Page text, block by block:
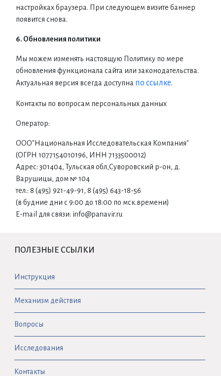
настройках браузера. При следующем визите баннер
появится снова.
6. Обновления политики
Мы можем изменять настоящую Политику по мере
обновления функционала сайта или законодательства.
Актуальная версия всегда доступна по ссылке.
Контакты по вопросам персональных данных
Оператор:
ООО"Национальная Исследовательская Компания"
(ОГРН 1077154010196, ИНН 7133500012)
Адрес: 301404, Тульская обл,Суворовский р-он, д.
Варушицы, дом № 104
тел.: 8 (495) 921-49-91, 8 (495) 643-18-56
(в будние дни с 9:00 до 18:00 по мск.времени)
E-mail для связи: info@panavir.ru
ПОЛЕЗНЫЕ ССЫЛКИ
Инструкция
Механизм действия
Вопросы
Исследования
Контакты